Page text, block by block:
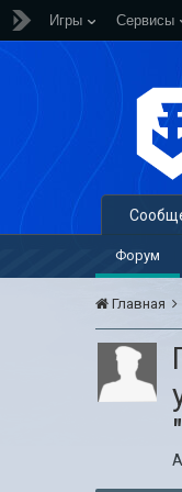
Игры Сервисы
Форум
Главная